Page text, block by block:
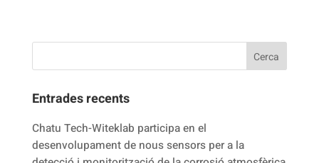
Entrades recents
Chatu Tech-Witeklab participa en el
desenvolupament de nous sensors per a la